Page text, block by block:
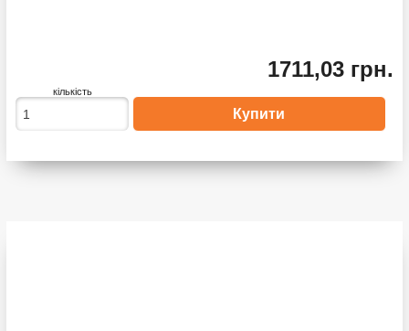
1711,03 грн.
кількість